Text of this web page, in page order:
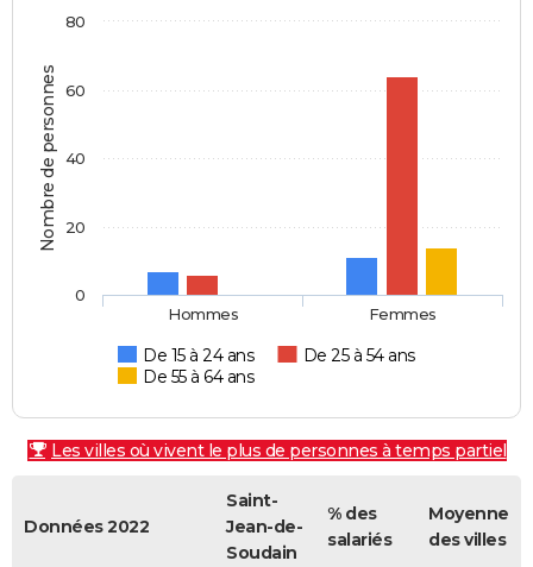
Nombre de personnes
De 15 à 24 ans
De 25 à 54 ans
De 55 à 64 ans
Hommes Femmes
0
20
40
60
80
Les villes où vivent le plus de personnes à temps partiel
Données 2022
Saint-
Jean-de-
Soudain
% des
salariés
Moyenne
des villes